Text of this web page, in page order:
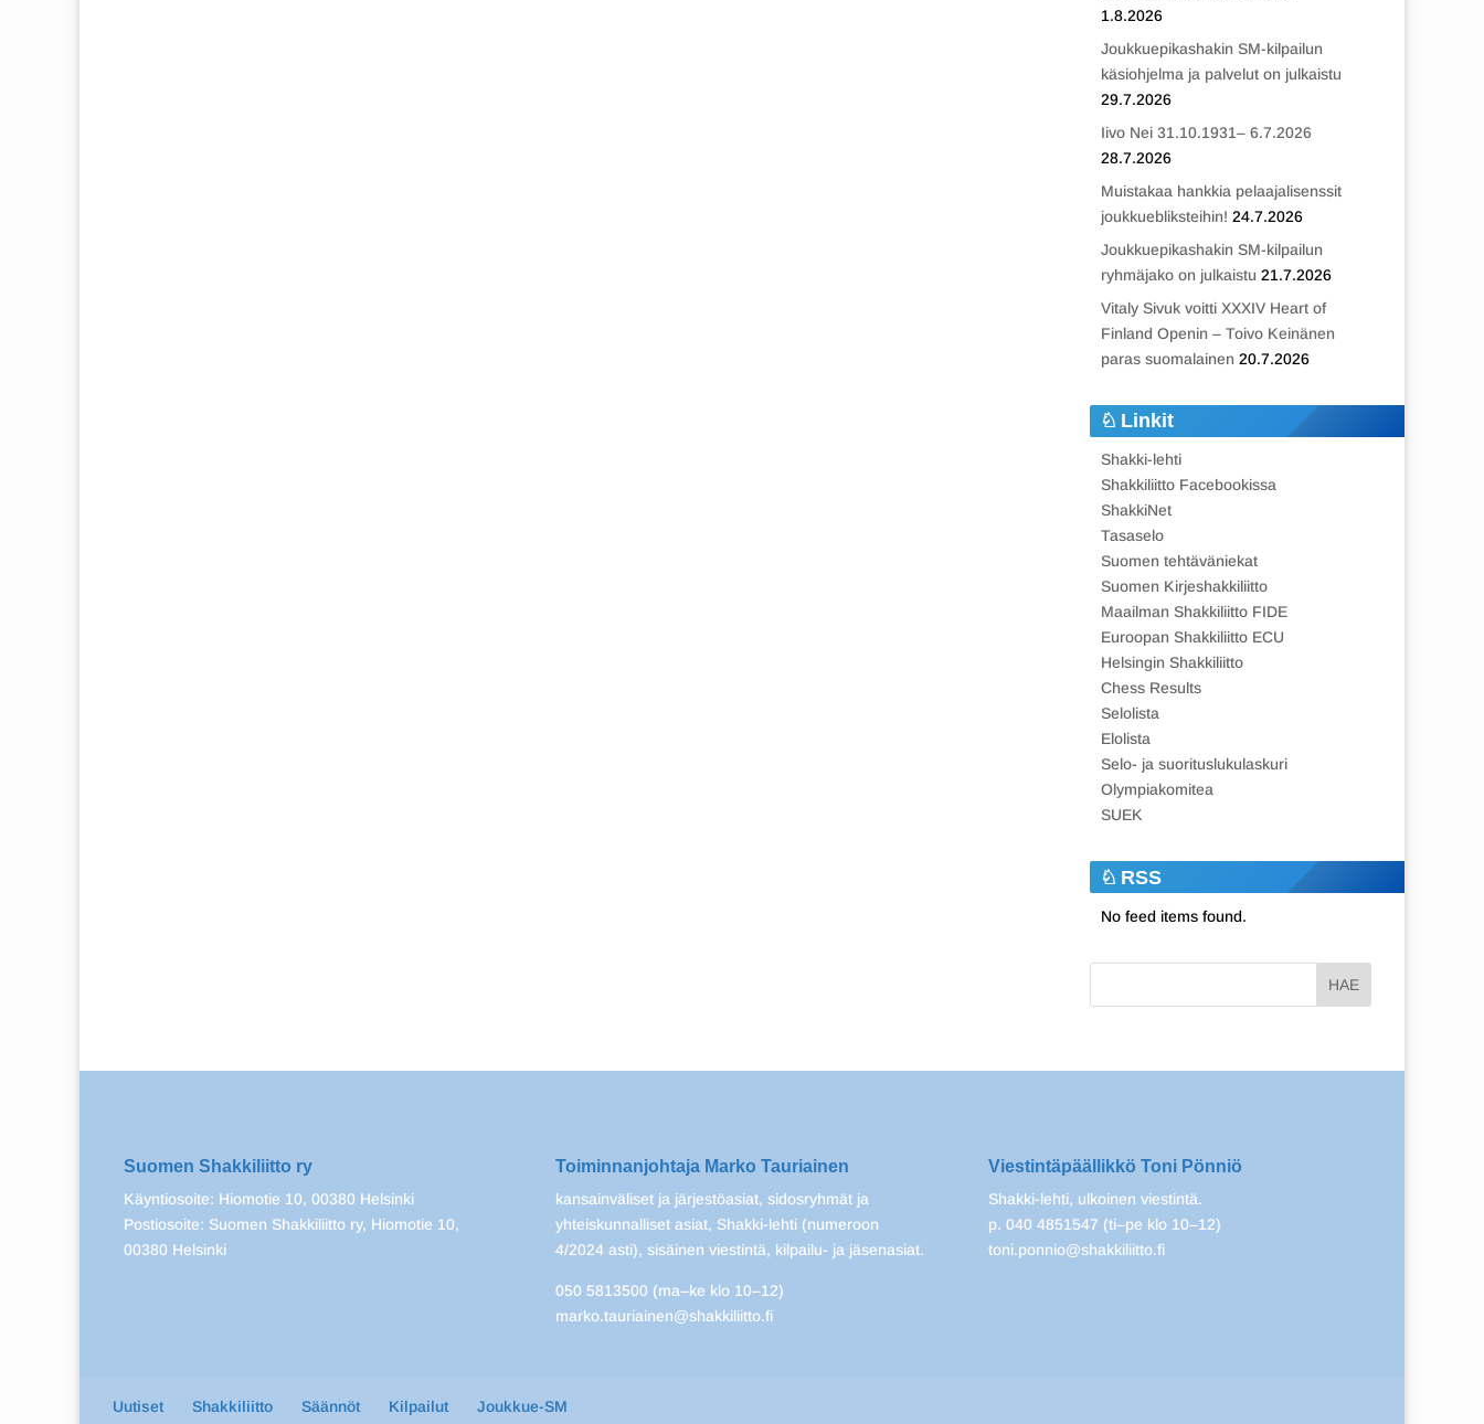
1.8.2026
Joukkuepikashakin SM-kilpailun
käsiohjelma ja palvelut on julkaistu
29.7.2026
Iivo Nei 31.10.1931– 6.7.2026
28.7.2026
Muistakaa hankkia pelaajalisenssit
joukkuebliksteihin! 24.7.2026
Joukkuepikashakin SM-kilpailun
ryhmäjako on julkaistu 21.7.2026
Vitaly Sivuk voitti XXXIV Heart of
Finland Openin – Toivo Keinänen
paras suomalainen 20.7.2026
Linkit
Shakki-lehti
Shakkiliitto Facebookissa
ShakkiNet
Tasaselo
Suomen tehtäväniekat
Suomen Kirjeshakkiliitto
Maailman Shakkiliitto FIDE
Euroopan Shakkiliitto ECU
Helsingin Shakkiliitto
Chess Results
Selolista
Elolista
Selo- ja suorituslukulaskuri
Olympiakomitea
SUEK
RSS
No feed items found.
Suomen Shakkiliitto ry
Käyntiosoite: Hiomotie 10, 00380 Helsinki
Postiosoite: Suomen Shakkiliitto ry, Hiomotie 10,
00380 Helsinki
Toiminnanjohtaja Marko Tauriainen
kansainväliset ja järjestöasiat, sidosryhmät ja
yhteiskunnalliset asiat, Shakki-lehti (numeroon
4/2024 asti), sisäinen viestintä, kilpailu- ja jäsenasiat.
050 5813500 (ma–ke klo 10–12)
marko.tauriainen@shakkiliitto.fi
Viestintäpäällikkö Toni Pönniö
Shakki-lehti, ulkoinen viestintä.
p. 040 4851547 (ti–pe klo 10–12)
toni.ponnio@shakkiliitto.fi
Uutiset Shakkiliitto Säännöt Kilpailut Joukkue-SM